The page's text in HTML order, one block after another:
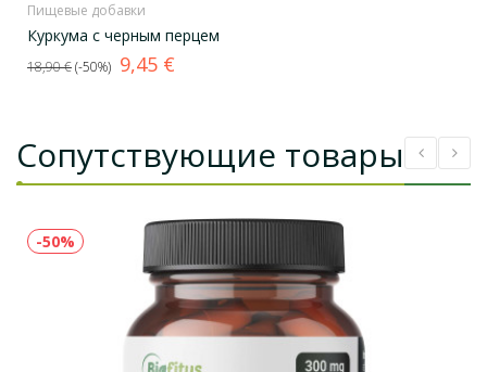
Пищевые добавки
Куркума с черным перцем
Базовая
цена
18,90 € -50% Цена
9,45 €
Сопутствующие товары
-50%